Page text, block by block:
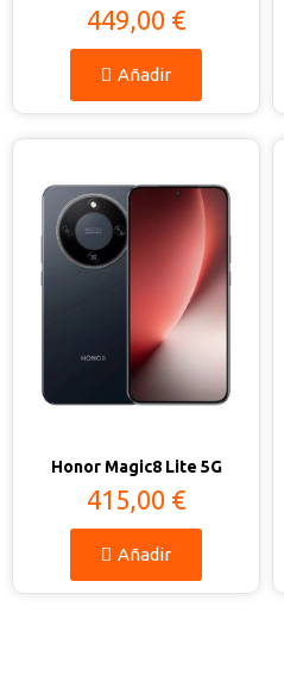
449,00 €
Añadir
Vista rápida
Honor Magic8 Lite 5G
415,00 €
Añadir